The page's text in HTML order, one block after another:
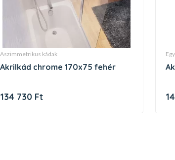
aszimmetrikus kádak
akrilkád chrome 170x75 fehér
134 730 Ft